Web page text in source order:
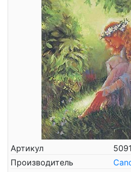
Артикул
Производитель